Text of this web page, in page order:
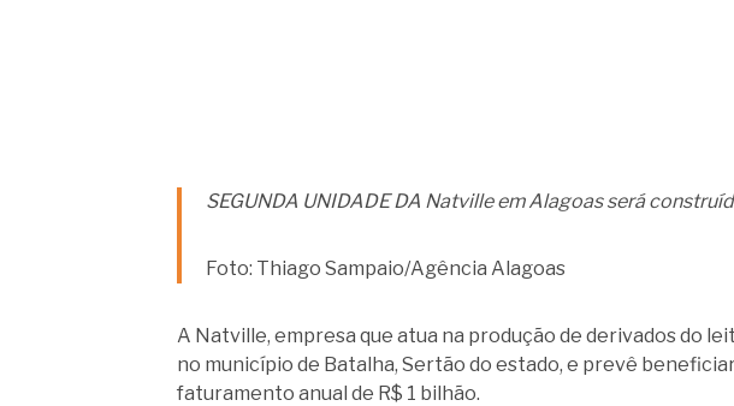
SEGUNDA UNIDADE DA Natville em Alagoas será
Foto: Thiago Sampaio/Agência Alagoas
A Natville, empresa que atua na produção de derivados do
no município de Batalha, Sertão do estado, e prevê
faturamento anual de R$ 1 bilhão.